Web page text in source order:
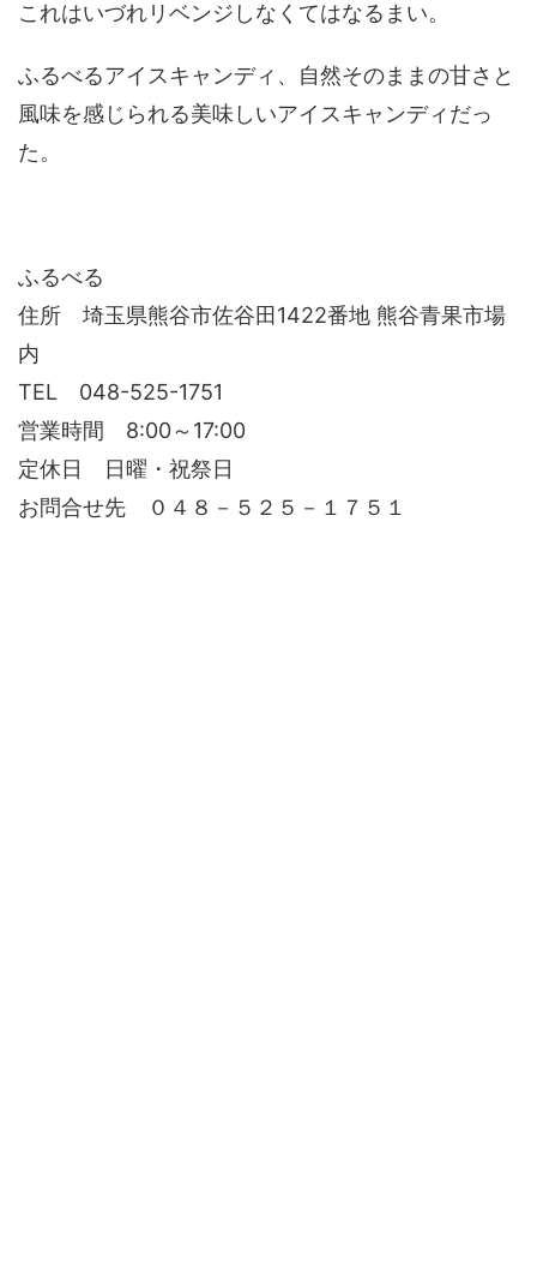
これはいづれリベンジしなくてはなるまい。
ふるべるアイスキャンディ、自然そのままの甘さと
風味を感じられる美味しいアイスキャンディだっ
た。
ふるべる
住所 埼玉県熊谷市佐谷田1422番地 熊谷青果市場
内
TEL 048-525-1751
営業時間 8:00～17:00
定休日 日曜・祝祭日
お問合せ先 ０４８－５２５－１７５１